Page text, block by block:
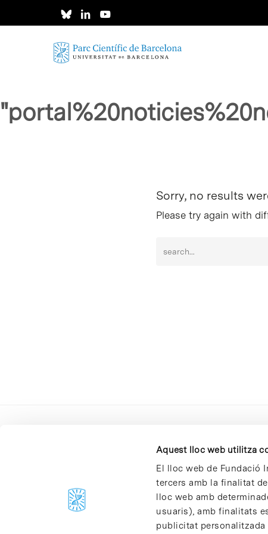
Aquest lloc web utilitza
El lloc web de Fundació
tercers amb la finalitat
lloc web amb
usuaris), amb finalitats
publicitat personalitzada
Sorry, no results
Please try again with
C/Baldiri Reixac, 4-12 i 15